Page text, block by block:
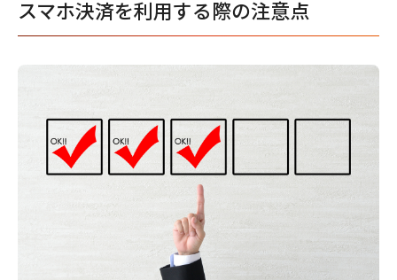
スマホ決済を利用する際の注意点